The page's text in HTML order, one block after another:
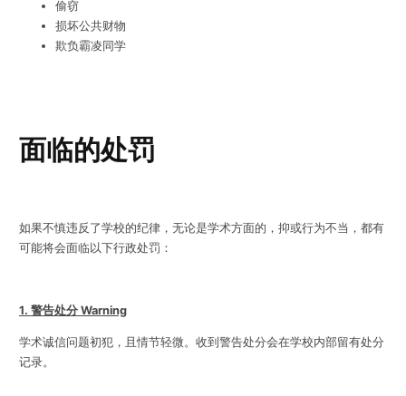
偷窃
损坏公共财物
欺负霸凌同学
面临的处罚
如果不慎违反了学校的纪律，无论是学术方面的，抑或行为不当，都有
可能将会面临以下行政处罚：
1. 警告处分 Warning
学术诚信问题初犯，且情节轻微。收到警告处分会在学校内部留有处分
记录。